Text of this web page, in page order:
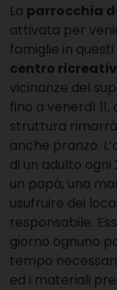
La parrocchia
attivata per
famiglie in
centro
vicinanze del
fino a venerdì
struttura
anche pranzo.
di un adulto
un papà, una
usufruire dei
responsabile.
giorno ognuno
tempo
ed i materiali